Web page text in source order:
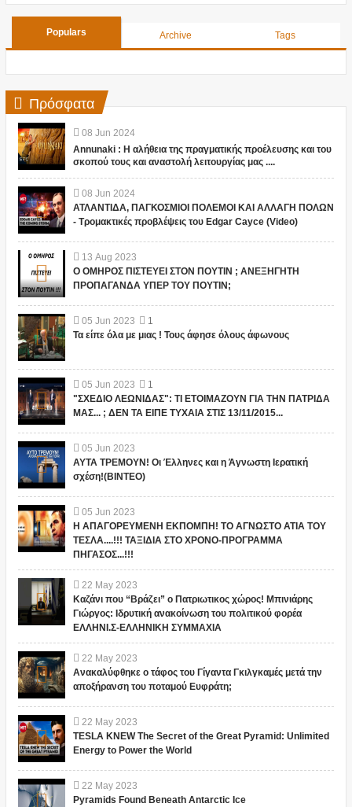
Populars Archive Tags
Πρόσφατα
08 Jun 2024
Annunaki : Η αλήθεια της πραγματικής προέλευσης και του
σκοπού τους και αναστολή λειτουργίας μας ....
08 Jun 2024
ΑΤΛΑΝΤΙΔΑ, ΠΑΓΚΟΣΜΙΟΙ ΠΟΛΕΜΟΙ ΚΑΙ ΑΛΛΑΓΗ ΠΟΛΩΝ
- Τρομακτικές προβλέψεις του Edgar Cayce (Video)
13 Aug 2023
Ο ΟΜΗΡΟΣ ΠΙΣΤΕΥΕΙ ΣΤΟΝ ΠΟΥΤΙΝ ; ΑΝΕΞΗΓΗΤΗ
ΠΡΟΠΑΓΑΝΔΑ ΥΠΕΡ ΤΟΥ ΠΟΥΤΙΝ;
05 Jun 2023
1
Τα είπε όλα με μιας ! Τους άφησε όλους άφωνους
05 Jun 2023
1
"ΣΧΕΔΙΟ ΛΕΩΝΙΔΑΣ": ΤΙ ΕΤΟΙΜΑΖΟΥΝ ΓΙΑ ΤΗΝ ΠΑΤΡΙΔΑ
ΜΑΣ... ; ΔΕΝ ΤΑ ΕΙΠΕ ΤΥΧΑΙΑ ΣΤΙΣ 13/11/2015...
05 Jun 2023
ΑΥΤΑ ΤΡΕΜΟΥΝ! Οι Έλληνες και η Άγνωστη Ιερατική
σχέση!(ΒΙΝΤΕΟ)
05 Jun 2023
Η ΑΠΑΓΟΡΕΥΜΕΝΗ ΕΚΠΟΜΠΗ! ΤΟ ΑΓΝΩΣΤΟ ΑΤΙΑ ΤΟΥ
ΤΕΣΛΑ....!!! ΤΑΞΙΔΙΑ ΣΤΟ ΧΡΟΝΟ-ΠΡΟΓΡΑΜΜΑ
ΠΗΓΑΣΟΣ...!!!
22 May 2023
Καζάνι που “Βράζει” ο Πατριωτικος χώρος! Μπινιάρης
Γιώργος: Ιδρυτική ανακοίνωση του πολιτικού φορέα
ΕΛΛΗΝΙ.Σ-ΕΛΛΗΝΙΚΗ ΣΥΜΜΑΧΙΑ
22 May 2023
Ανακαλύφθηκε ο τάφος του Γίγαντα Γκιλγκαμές μετά την
αποξήρανση του ποταμού Ευφράτη;
22 May 2023
TESLA KNEW The Secret of the Great Pyramid: Unlimited
Energy to Power the World
22 May 2023
Pyramids Found Beneath Antarctic Ice